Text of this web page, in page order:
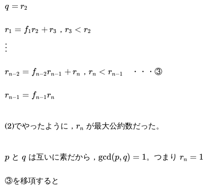
q = r2
r_1=f_1r_2+r_3
r1 = f1r2 + r3 ， r3 < r2
\vdots
⋮
2}r_{n-
rn−2 = fn−2rn−1 + rn ， rn < rn−1 ・・・③
1}r_n
rn−1 = fn−1rn
(2)でやったように， rn が最大公約数だった。
p と qは互いに素だから，
\text{gcd}
gcd(p, q) = 1。つまり rn = 1
③を移項すると